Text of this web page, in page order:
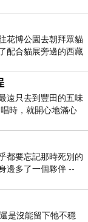
花博公園去朝拜眾貓
配合貓展旁邊的西藏
遠只去到豐田的五味
時，就開心地滿心
都要忘記那時死別的
邊多了一個夥伴 --
是沒能留下牠不穩